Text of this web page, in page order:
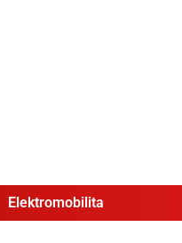
Elektromobilita